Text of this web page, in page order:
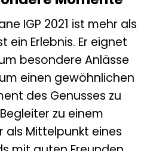
IGP 2021 ist mehr als
ein Erlebnis. Er eignet
besondere Anlässe
einen gewöhnlichen
des Genusses zu
zu einem
als Mittelpunkt eines